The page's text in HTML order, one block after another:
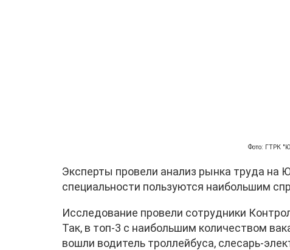
Фото: ГТРК
Эксперты провели анализ рынка труда на
специальности пользуются наибольшим
Исследование провели сотрудники
Так, в топ-3 с наибольшим количеством
вошли водитель троллейбуса, слесарь-